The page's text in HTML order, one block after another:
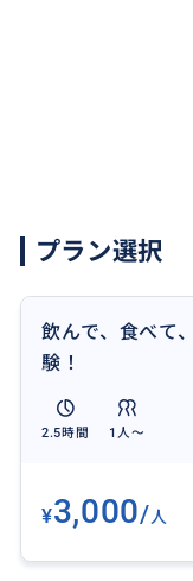
プラン選択
飲んで、食べて
験！
2.5時間 1人〜
¥3,000/人